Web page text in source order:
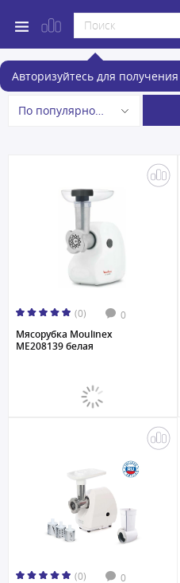
Авторизуйтесь для
Мясорубки
По популярности
(0) 0
Мясорубка Moulinex
ME208139 белая
(0) 0